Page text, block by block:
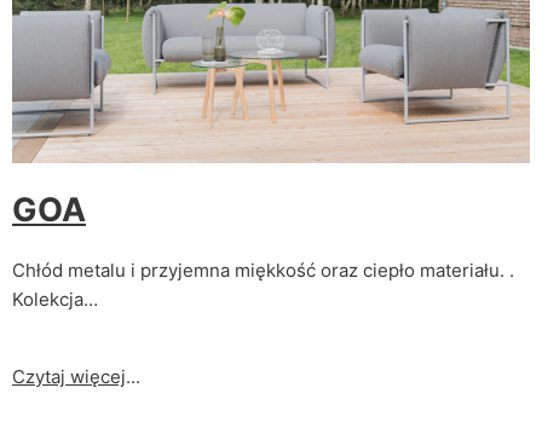
GOA
Chłód metalu i przyjemna miękkość oraz ciepło materiału. .
Kolekcja…
Czytaj więcej...